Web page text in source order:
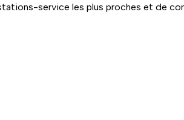
service les plus proches et de